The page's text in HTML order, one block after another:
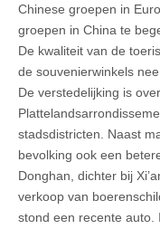
Chinese groepen in
groepen in China te
De kwaliteit van de
de souvenierwinkels
De verstedelijking is
stadsdistricten. Naast
bevolking ook een
Donghan, dichter bij
verkoop van
stond een recente auto.